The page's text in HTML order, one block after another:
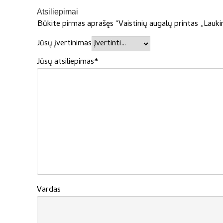
Atsiliepimai
Būkite pirmas aprašęs “Vaistinių augalų printas
Jūsų įvertinimas
Jūsų atsiliepimas*
Vardas